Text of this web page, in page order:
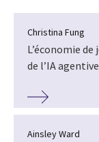
Christina Fung
L’économie de
de l’IA agentive
Ainsley Ward